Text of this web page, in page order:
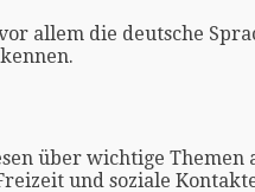
allem die deutsche
über wichtige Themen
und soziale